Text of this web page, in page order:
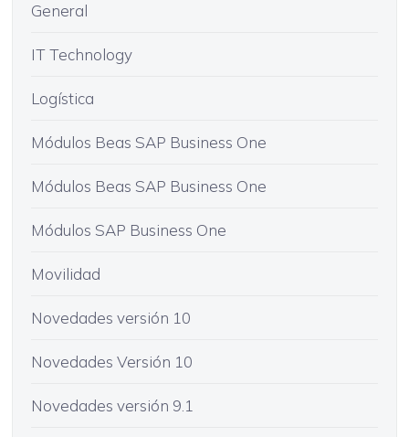
General
IT Technology
Logística
Módulos Beas SAP Business One
Módulos Beas SAP Business One
Módulos SAP Business One
Movilidad
Novedades versión 10
Novedades Versión 10
Novedades versión 9.1